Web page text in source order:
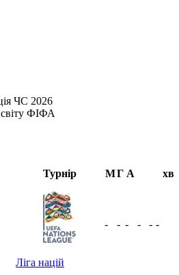
ЧС 2026
ФІФА
Турнір МГ А хв
Ліга націй
- - - - - -